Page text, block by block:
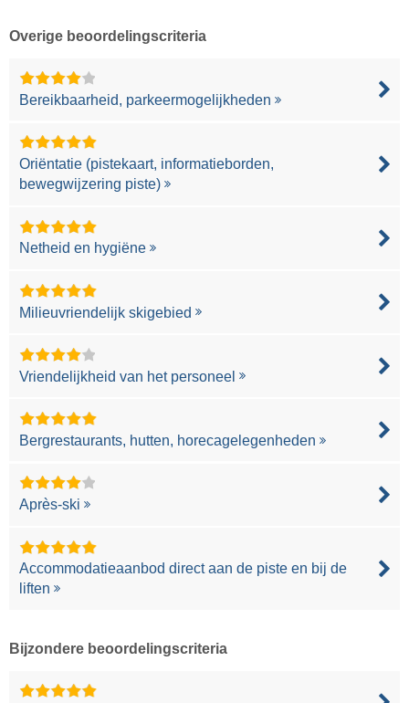
Overige beoordelingscriteria
Bereikbaarheid, parkeermogelijkheden
Oriëntatie (pistekaart, informatieborden,
bewegwijzering piste)
Netheid en hygiëne
Milieuvriendelijk skigebied
Vriendelijkheid van het personeel
Bergrestaurants, hutten, horecagelegenheden
Après-ski
Accommodatieaanbod direct aan de piste en bij de
liften
Bijzondere beoordelingscriteria